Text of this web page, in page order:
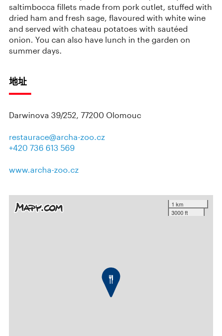
saltimbocca fillets made from pork cutlet, stuffed with
dried ham and fresh sage, flavoured with white wine
and served with chateau potatoes with sautéed
onion. You can also have lunch in the garden on
summer days.
地址
Darwinova 39/252, 77200 Olomouc
restaurace@archa-zoo.cz
+420 736 613 569
www.archa-zoo.cz
1 km
3000 ft